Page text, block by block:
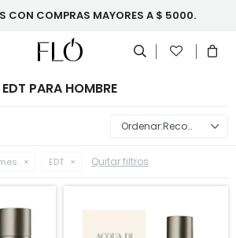
CON COMPRAS MAYORES A $ 5000.
EDT PARA HOMBRE
Recomendados
EDT Quitar filtros